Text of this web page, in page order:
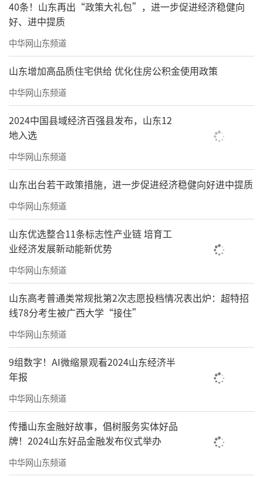
40条！山东再出“政策大礼包”，进一步促进经济稳健向
好、进中提质
中华网山东频道
山东增加高品质住宅供给 优化住房公积金使用政策
中华网山东频道
2024中国县域经济百强县发布，山东12
地入选
中华网山东频道
山东出台若干政策措施，进一步促进经济稳健向好进中提质
中华网山东频道
山东优选整合11条标志性产业链 培育工
业经济发展新动能新优势
中华网山东频道
山东高考普通类常规批第2次志愿投档情况表出炉：超特招
线78分考生被广西大学“接住”
中华网山东频道
9组数字！AI微缩景观看2024山东经济半
年报
中华网山东频道
传播山东金融好故事，倡树服务实体好品
牌！2024山东好品金融发布仪式举办
中华网山东频道